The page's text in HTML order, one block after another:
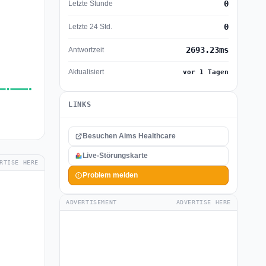
HERE
Letzte Stunde 0
Letzte 24 Std. 0
Antwortzeit 2693.23ms
Aktualisiert vor 1 Tagen
LINKS
Besuchen Aims Healthcare
Live-Störungskarte
Problem melden
ADVERTISEMENT ADVERTISE HERE